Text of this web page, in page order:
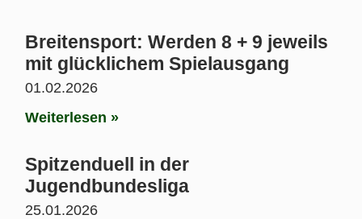
Breitensport: Werden 8 + 9 jeweils
mit glücklichem Spielausgang
01.02.2026
Weiterlesen »
Spitzenduell in der
Jugendbundesliga
25.01.2026